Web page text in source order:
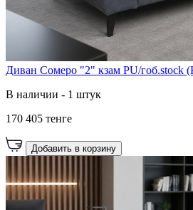
Диван Сомеро "2" кзам PU/гоб.stock
В наличии - 1 штук
170 405 тенге
Добавить в корзину